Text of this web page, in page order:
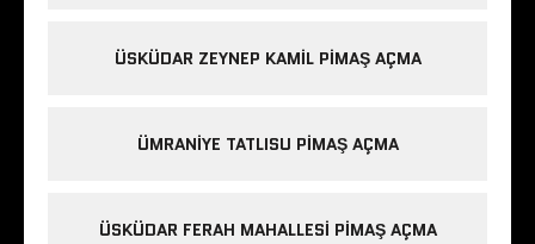
ÜSKÜDAR ZEYNEP KAMIL PIMAŞ AÇMA
ÜMRANIYE TATLISU PIMAŞ AÇMA
ÜSKÜDAR FERAH MAHALLESI PIMAŞ AÇMA